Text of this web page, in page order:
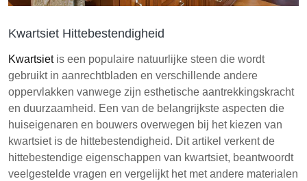
Kwartsiet Hittebestendigheid
Kwartsietis een populaire natuurlijke steen die wordt
gebruikt in aanrechtbladen en verschillende andere
oppervlakken vanwege zijn esthetische aantrekkingskracht
en duurzaamheid. Een van de belangrijkste aspecten die
huiseigenaren en bouwers overwegen bij het kiezen van
kwartsiet is de hittebestendigheid. Dit artikel verkent de
hittebestendige eigenschappen van kwartsiet, beantwoordt
veelgestelde vragen en vergelijkt het met andere materialen